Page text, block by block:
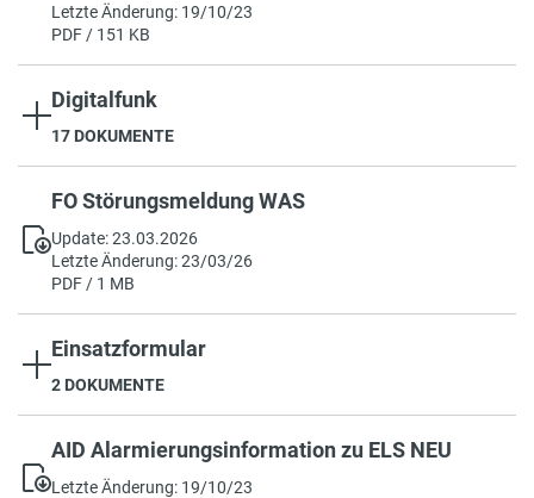
Letzte Änderung: 19/10/23
PDF / 151 KB
Digitalfunk
17 DOKUMENTE
FO Störungsmeldung WAS
Update: 23.03.2026
Letzte Änderung: 23/03/26
PDF / 1 MB
Einsatzformular
2 DOKUMENTE
AID Alarmierungsinformation zu ELS NEU
Letzte Änderung: 19/10/23